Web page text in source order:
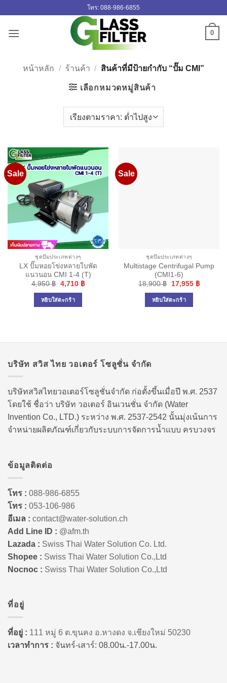
โทร: 088-986-6855
0
หน้าหลัก / ร้านค้า / สินค้าที่มีป้ายกำกับ “ปั๊ม CMI”
เลือกหมวดหมู่สินค้า
Sale
ชุดปั๊มประเภทต่างๆ
LX ปั๊มหอยโข่งหลายใบพัด
แนวนอน CMI 1-4 (T)
4,950฿ Original
was:
4,950 ฿.
4,710 ฿Current
หยิบใส่ตะกร้า
Sale
ชุดปั๊มประเภทต่างๆ
Multistage Centrifugal Pump
(CMI1-6)
18,900฿
Original
was:
18,900 ฿.
17,955 ฿Current
หยิบใส่ตะกร้า
บริษัท สวิส ไทย วอเตอร์ โซลูชั่น จำกัด
บริษัทสวิสไทยวอเตอร์โซลูชั่นจำกัด ก่อตั้งขึ้นเมื่อปี พ.ศ. 2537
โดยใช้ ชื่อว่า บริษัท วอเตอร์ อินเวนชั่น จำกัด (Water
Invention Co., LTD.) ระหว่าง พ.ศ. 2537-2542 นั้นมุ่งเน้นการ
จำหน่ายผลิตภัณฑ์เกี่ยวกับระบบการจัดการน้ำแบบ ครบวงจร
ข้อมูลติดต่อ
โทร : 088-986-6855
โทร : 053-106-986
อีเมล : contact@water-solution.ch
Add Line ID : @afm.th
Lazada : Swiss Thai Water Solution Co. Ltd.
Shopee : Swiss Thai Water Solution Co.,Ltd
Nocnoc : Swiss Thai Water Solution Co.,Ltd
ที่อยู่
ที่อยู่ : 111 หมู่ 6 ต.ขุนคง อ.หางดง จ.เชียงใหม่ 50230
เวลาทำการ : จันทร์-เสาร์: 08.00น.-17.00น.